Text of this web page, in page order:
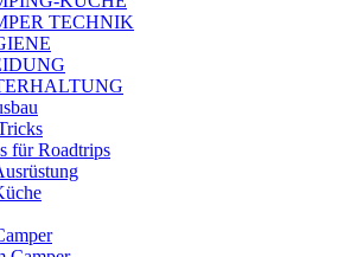
TECHNIK
für Roadtrips